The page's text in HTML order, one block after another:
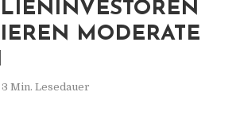
MODERATE
3 Min. Lesedauer